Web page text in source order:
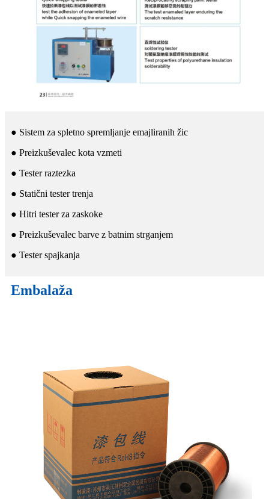
● Sistem za spletno spremljanje emajliranih žic
● Preizkuševalec kota vzmeti
● Tester raztezka
● Statični tester trenja
● Hitri tester za zaskoke
● Preizkuševalec barve z batnim strganjem
● Tester spajkanja
Embalaža